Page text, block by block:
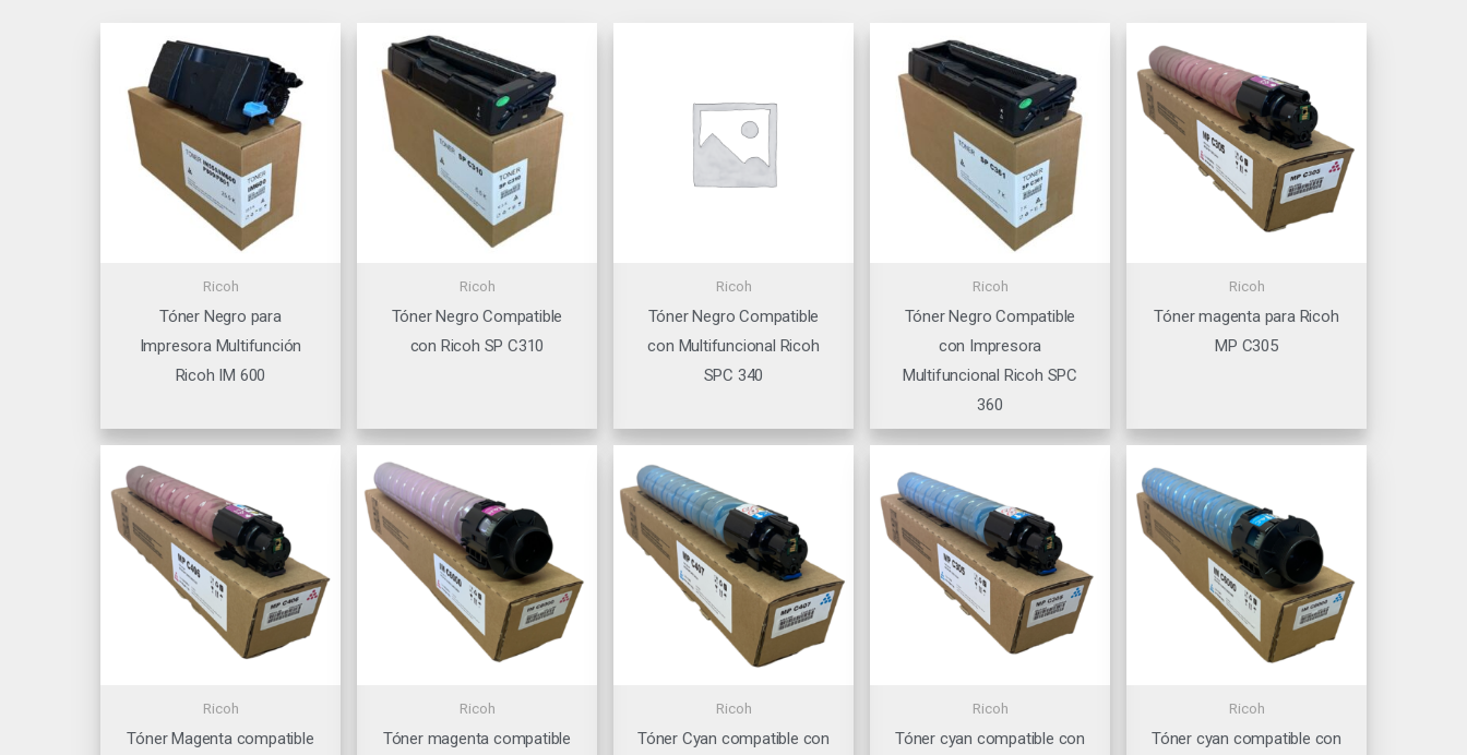
Ricoh
Tóner Negro para
Impresora Multifunción
Ricoh IM 600
Ricoh
Tóner Negro Compatible
con Ricoh SP C310
Ricoh
Tóner Negro Compatible
con Multifuncional Ricoh
SPC 340
Ricoh
Tóner Negro Compatible
con Impresora
Multifuncional Ricoh SPC
360
Ricoh
Tóner magenta para Ricoh
MP C305
Ricoh
Tóner Magenta compatible
Ricoh
Tóner magenta compatible
Ricoh
Tóner Cyan compatible con
Ricoh
Tóner cyan compatible con
Ricoh
Tóner cyan compatible con